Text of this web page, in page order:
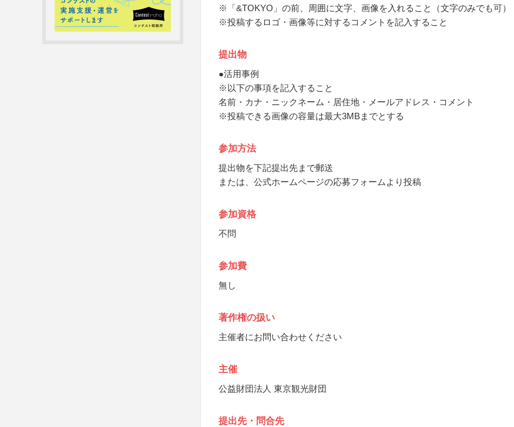
※「&TOKYO」の前、周囲に文字、画像を入れること（文字のみでも可）
※投稿するロゴ・画像等に対するコメントを記入すること
提出物
●活用事例
※以下の事項を記入すること
名前・カナ・ニックネーム・居住地・メールアドレス・コメント
※投稿できる画像の容量は最大3MBまでとする
参加方法
提出物を下記提出先まで郵送
または、公式ホームページの応募フォームより投稿
参加資格
不問
参加費
無し
著作権の扱い
主催者にお問い合わせください
主催
公益財団法人 東京観光財団
提出先・問合先